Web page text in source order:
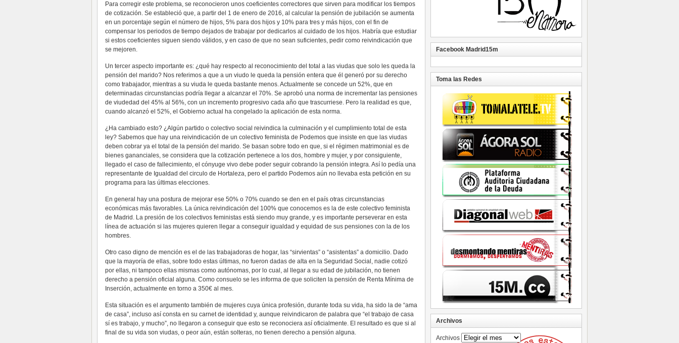
Para corregir este problema, se reconocieron unos coeficientes correctores que sirven para modificar los tiempos
de cotización. Se estableció que, a partir del 1 de enero de 2016, al calcular la pensión de jubilación se aumenta
en un porcentaje según el número de hijos, 5% para dos hijos y 10% para tres y más hijos, con el fin de
compensar los periodos de tiempo dejados de trabajar por dedicarlos al cuidado de los hijos. Habría que estudiar
si estos coeficientes siguen siendo válidos, y en caso de que no sean suficientes, pedir como reivindicación que
se mejoren.
Un tercer aspecto importante es: ¿qué hay respecto al reconocimiento del total a las viudas que solo les queda la
pensión del marido? Nos referimos a que a un viudo le queda la pensión entera que él generó por su derecho
como trabajador, mientras a su viuda le queda bastante menos. Actualmente se concede un 52%, que en
determinadas circunstancias podría llegar a alcanzar el 70%. Se aprobó una norma de incrementar las pensiones
de viudedad del 45% al 56%, con un incremento progresivo cada año que trascurriese. Pero la realidad es que,
cuando alcanzó el 52%, el Gobierno actual ha congelado la aplicación de esta norma.
¿Ha cambiado esto? ¿Algún partido o colectivo social reivindica la culminación y el cumplimiento total de esta
ley? Sabemos que hay una reivindicación de un colectivo feminista de Podemos que insiste en que las viudas
deben cobrar ya el total de la pensión del marido. Se basan sobre todo en que, si el régimen matrimonial es de
bienes gananciales, se considera que la cotización pertenece a los dos, hombre y mujer, y por consiguiente,
llegado el caso de fallecimiento, el cónyuge vivo debe poder seguir cobrando la pensión integra. Así lo pedía una
representante de Igualdad del circulo de Hortaleza, pero el partido Podemos aún no llevaba esta petición en su
programa para las últimas elecciones.
En general hay una postura de mejorar ese 50% o 70% cuando se den en el país otras circunstancias
económicas más favorables. La única reivindicación del 100% que conocemos es la de este colectivo feminista
de Madrid. La presión de los colectivos feministas está siendo muy grande, y es importante perseverar en esta
línea de actuación si las mujeres quieren llegar a conseguir igualdad y equidad de sus pensiones con la de los
hombres.
Otro caso digno de mención es el de las trabajadoras de hogar, las “sirvientas” o “asistentas” a domicilio. Dado
que la mayoría de ellas, sobre todo estas últimas, no fueron dadas de alta en la Seguridad Social, nadie cotizó
por ellas, ni tampoco ellas mismas como autónomas, por lo cual, al llegar a su edad de jubilación, no tienen
derecho a pensión oficial alguna. Como consuelo se les informa de que soliciten la pensión de Renta Mínima de
Inserción, actualmente en torno a 350€ al mes.
Esta situación es el argumento también de mujeres cuya única profesión, durante toda su vida, ha sido la de “ama
de casa”, incluso así consta en su carnet de identidad y, aunque reivindicaron de palabra que “el trabajo de casa
sí es trabajo, y mucho”, no llegaron a conseguir que esto se reconociera así oficialmente. El resultado es que si al
final de su vida son viudas, o peor aún, están solteras, no tienen derecho a pensión alguna.
Facebook Madrid15m
Toma las Redes
Archivos
Archivos